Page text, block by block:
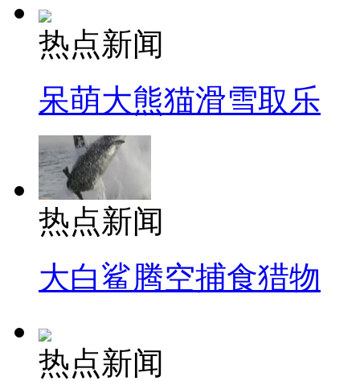
热点新闻
呆萌大熊猫滑雪取乐
热点新闻
大白鲨腾空捕食猎物
热点新闻